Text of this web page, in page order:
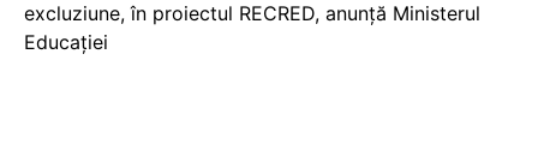
excluziune, în proiectul RECRED, anunță Ministerul
Educației